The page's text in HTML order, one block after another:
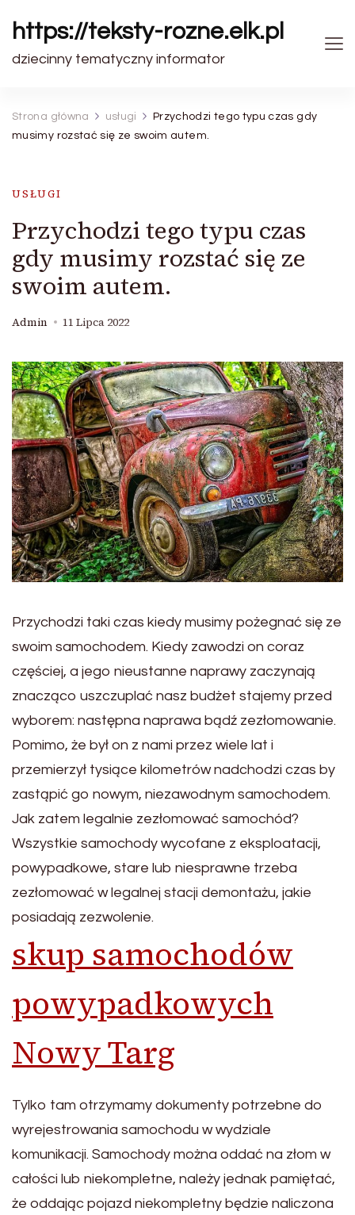
https://teksty-rozne.elk.pl
dziecinny tematyczny informator
Strona główna usługi
Przychodzi tego typu czas gdy
musimy rozstać się ze swoim autem.
USŁUGI
Przychodzi tego typu czas
gdy musimy rozstać się ze
swoim autem.
Admin 11 Lipca 2022
Przychodzi taki czas kiedy musimy pożegnać się ze
swoim samochodem. Kiedy zawodzi on coraz
częściej, a jego nieustanne naprawy zaczynają
znacząco uszczuplać nasz budżet stajemy przed
wyborem: następna naprawa bądź zezłomowanie.
Pomimo, że był on z nami przez wiele lat i
przemierzył tysiące kilometrów nadchodzi czas by
zastąpić go nowym, niezawodnym samochodem.
Jak zatem legalnie zezłomować samochód?
Wszystkie samochody wycofane z eksploatacji,
powypadkowe, stare lub niesprawne trzeba
zezłomować w legalnej stacji demontażu, jakie
posiadają zezwolenie.
skup samochodów
powypadkowych
Nowy Targ
Tylko tam otrzymamy dokumenty potrzebne do
wyrejestrowania samochodu w wydziale
komunikacji. Samochody można oddać na złom w
całości lub niekompletne, należy jednak pamiętać,
że oddając pojazd niekompletny będzie naliczona